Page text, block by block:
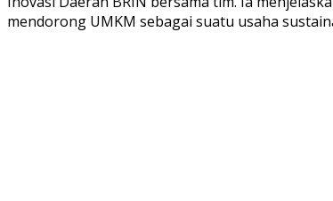
mendorong UMKM sebagai suatu usaha